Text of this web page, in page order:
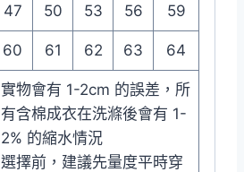
47 50 53 56 59
60 61 62 63 64
實物會有 1-2cm 的誤差，所
有含棉成衣在洗滌後會有 1-
2% 的縮水情況
選擇前，建議先量度平時穿